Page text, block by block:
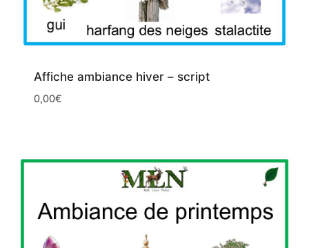
Affiche ambiance hiver – script
0,00€